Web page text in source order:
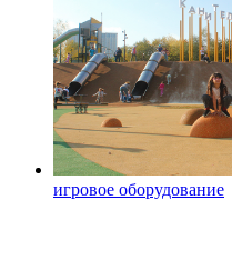
игровое оборудование